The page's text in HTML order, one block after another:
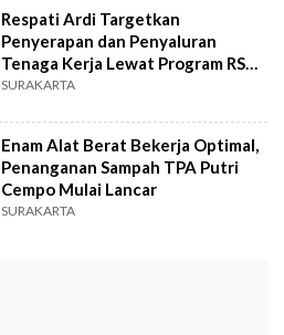
Respati Ardi Targetkan
Penyerapan dan Penyaluran
Tenaga Kerja Lewat Program RSK
Lebih Optimal
SURAKARTA
Enam Alat Berat Bekerja Optimal,
Penanganan Sampah TPA Putri
Cempo Mulai Lancar
SURAKARTA